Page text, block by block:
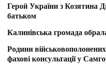
Герой України з Козятина
батьком
Калинівська громада
Родини
фахові консультації у